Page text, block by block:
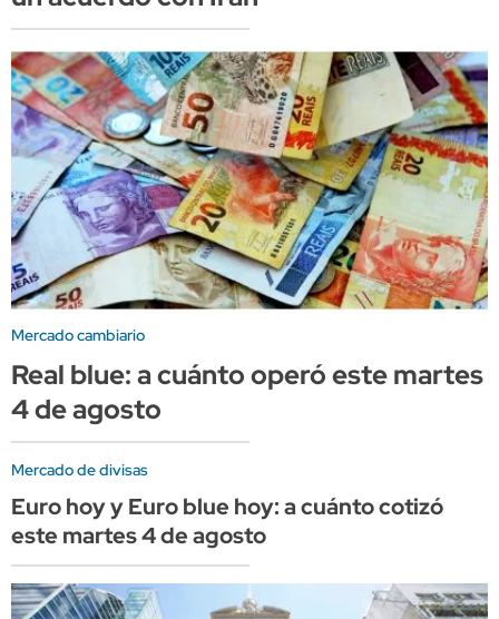
Mercado cambiario
Real blue: a cuánto operó este martes
4 de agosto
Mercado de divisas
Euro hoy y Euro blue hoy: a cuánto cotizó
este martes 4 de agosto